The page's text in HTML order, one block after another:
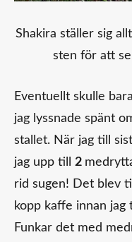
Shakira ställer sig
sten för att
Eventuellt skulle
jag lyssnade spänt
stallet. När jag till
jag upp till 2
rid sugen! Det blev
kopp kaffe innan jag
Funkar det med